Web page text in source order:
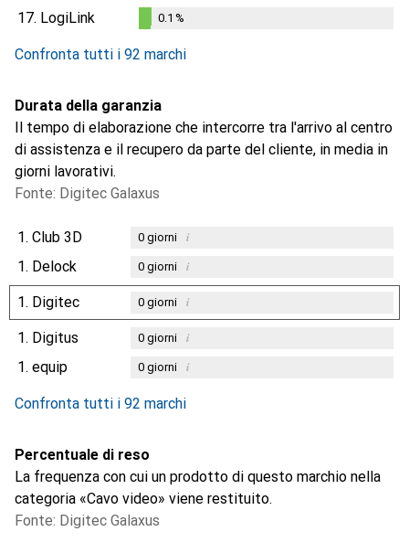
%
17. LogiLink 0.1 %
Confronta tutti i 92 marchi
Durata della garanzia
Il tempo di elaborazione che intercorre tra l'arrivo al centro
di assistenza e il recupero da parte del cliente, in media in
giorni lavorativi.
Fonte: Digitec Galaxus
1. Club 3D 0giorni i
1. Delock 0giorni i
1. Digitec 0giorni i
1. Digitus 0giorni i
1. equip 0giorni i
Confronta tutti i 92 marchi
Percentuale di reso
La frequenza con cui un prodotto di questo marchio nella
categoria «Cavo video» viene restituito.
Fonte: Digitec Galaxus